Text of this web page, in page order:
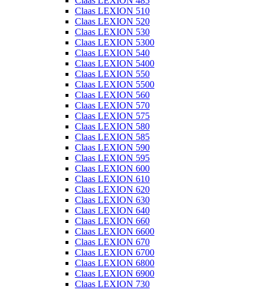
Claas LEXION 510
Claas LEXION 520
Claas LEXION 530
Claas LEXION 5300
Claas LEXION 540
Claas LEXION 5400
Claas LEXION 550
Claas LEXION 5500
Claas LEXION 560
Claas LEXION 570
Claas LEXION 575
Claas LEXION 580
Claas LEXION 585
Claas LEXION 590
Claas LEXION 595
Claas LEXION 600
Claas LEXION 610
Claas LEXION 620
Claas LEXION 630
Claas LEXION 640
Claas LEXION 660
Claas LEXION 6600
Claas LEXION 670
Claas LEXION 6700
Claas LEXION 6800
Claas LEXION 6900
Claas LEXION 730